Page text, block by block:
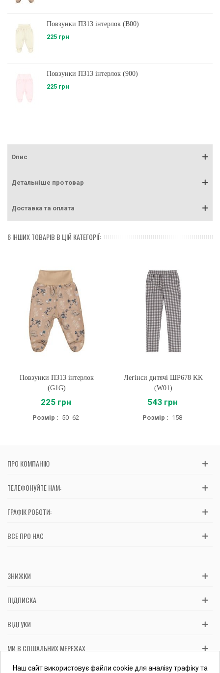
Повзунки ПЗ13 інтерлок (B00)
225 грн
Повзунки ПЗ13 інтерлок (900)
225 грн
Опис
Детальніше про товар
Доставка та оплата
6 ІНШИХ ТОВАРІВ В ЦІЙ КАТЕГОРІЇ:
Повзунки ПЗ13 інтерлок
(G1G)
225 грн
Розмір : 50 62
Легінси дитячі ШР678 KK
(W01)
543 грн
Розмір : 158
ПРО КОМПАНІЮ
ТЕЛЕФОНУЙТЕ НАМ:
ГРАФІК РОБОТИ:
ВСЕ ПРО НАС
ЗНИЖКИ
ПІДПИСКА
ВІДГУКИ
МИ В СОЦІАЛЬНИХ МЕРЕЖАХ
Вас обслуговує: ФОП Косташ С.І., номер запису в ЄДР 2 673 000
Наш сайт використовує файли cookie для аналізу трафіку та